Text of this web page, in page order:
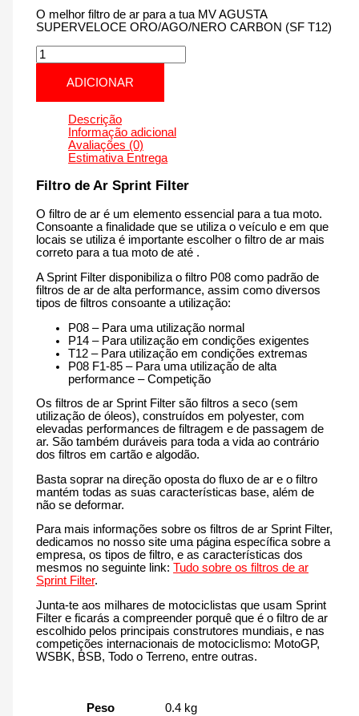
O melhor filtro de ar para a tua MV AGUSTA
SUPERVELOCE ORO/AGO/NERO CARBON (SF T12)
Quantidade
de
AGUSTA
SUPERVELOCE
ORO/AGO/NERO
CARBON
800
cm3
CM135T12
de
2019
até
ADICIONAR
Descrição
Informação adicional
Avaliações (0)
Estimativa Entrega
Filtro de Ar Sprint Filter
O filtro de ar é um elemento essencial para a tua moto.
Consoante a finalidade que se utiliza o veículo e em que
locais se utiliza é importante escolher o filtro de ar mais
correto para a tua moto de até .
A Sprint Filter disponibiliza o filtro P08 como padrão de
filtros de ar de alta performance, assim como diversos
tipos de filtros consoante a utilização:
P08 – Para uma utilização normal
P14 – Para utilização em condições exigentes
T12 – Para utilização em condições extremas
P08 F1-85 – Para uma utilização de alta
performance – Competição
Os filtros de ar Sprint Filter são filtros a seco (sem
utilização de óleos), construídos em polyester, com
elevadas performances de filtragem e de passagem de
ar. São também duráveis para toda a vida ao contrário
dos filtros em cartão e algodão.
Basta soprar na direção oposta do fluxo de ar e o filtro
mantém todas as suas características base, além de
não se deformar.
Para mais informações sobre os filtros de ar Sprint Filter,
dedicamos no nosso site uma página específica sobre a
empresa, os tipos de filtro, e as características dos
mesmos no seguinte link:Tudo sobre os filtros de ar
Sprint Filter.
Junta-te aos milhares de motociclistas que usam Sprint
Filter e ficarás a compreender porquê que é o filtro de ar
escolhido pelos principais construtores mundiais, e nas
competições internacionais de motociclismo: MotoGP,
WSBK, BSB, Todo o Terreno, entre outras.
Peso
0.4 kg